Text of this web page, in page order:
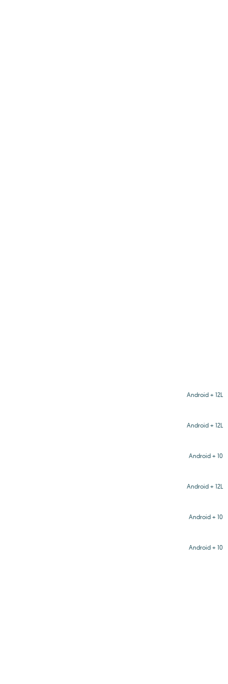
Android + 12L
Android + 12L
Android + 10
Android + 12L
Android + 10
Android + 10